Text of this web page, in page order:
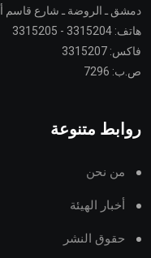
دمشق ـ الروضة ـ شارع قاسم
هاتف: 3315204 - 3315205
فاكس: 3315207
ص.ب: 7296
روابط متنوعة
من نحن
أخبار الهيئة
حقوق النشر